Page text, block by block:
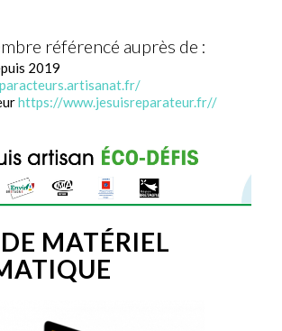
référencé auprès de :
2019
https://www.jesuisreparateur.fr//
MATÉRIEL